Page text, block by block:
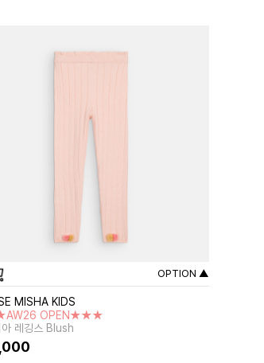
OPTION ▲
MISHA KIDS
OPEN★★★
아 레깅스 Blush